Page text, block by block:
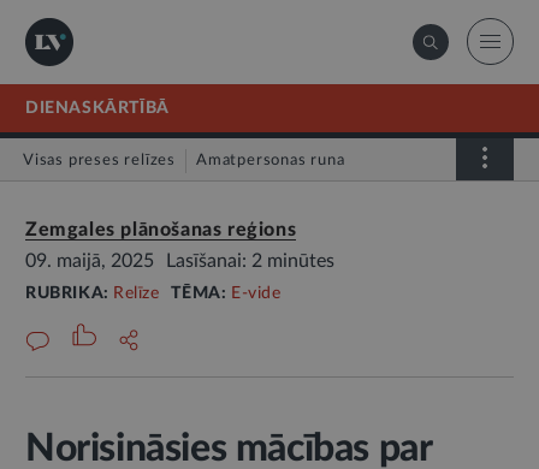
DIENASKĀRTĪBĀ
Visas preses relīzes Amatpersonas runa
Zemgales plānošanas reģions
09. maijā, 2025
Lasīšanai: 2 minūtes
RUBRIKA: Relīze TĒMA: E-vide
Norisināsies mācības par